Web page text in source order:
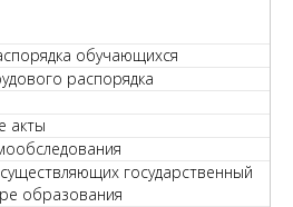
обучающихся
распорядка
акты
государственный
образования